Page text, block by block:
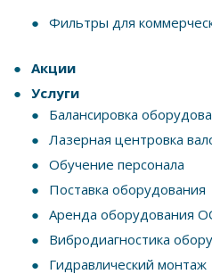
Фильтры для
Акции
Услуги
Балансировка
Лазерная центровка
Обучение персонала
Поставка оборудования
Аренда оборудования
Вибродиагностика
Гидравлический монтаж